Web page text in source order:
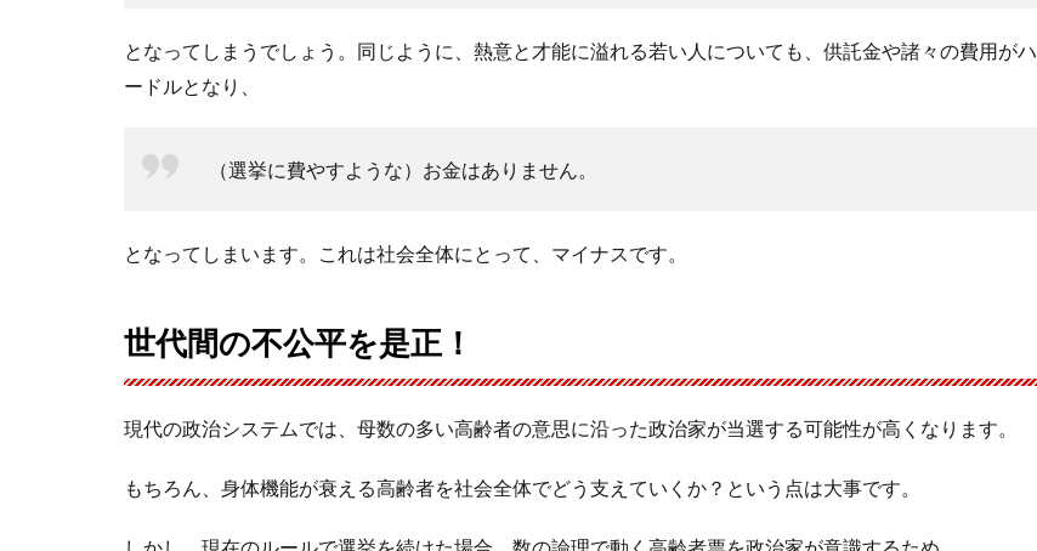
となってしまうでしょう。同じように、熱意と才能に溢れる若い人についても、供託金や諸々の費用がハ
ードルとなり、
（選挙に費やすような）お金はありません。
となってしまいます。これは社会全体にとって、マイナスです。
世代間の不公平を是正！
現代の政治システムでは、母数の多い高齢者の意思に沿った政治家が当選する可能性が高くなります。
もちろん、身体機能が衰える高齢者を社会全体でどう支えていくか？という点は大事です。